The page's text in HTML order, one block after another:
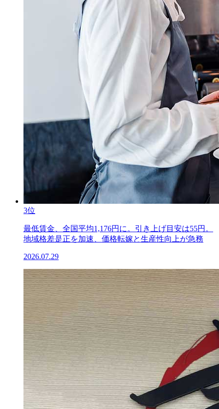
3位
最低賃金、全国平均1,176円に。引き上げ目安は55円。
地域格差是正を加速、価格転嫁と生産性向上が急務
2026.07.29